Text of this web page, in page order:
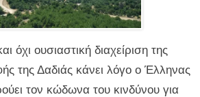
όχι ουσιαστική διαχείριση της
της Δαδιάς κάνει λόγο ο Έλληνας
τον κώδωνα του κινδύνου για